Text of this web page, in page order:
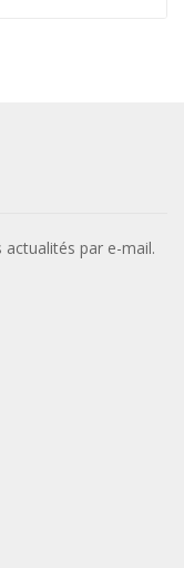
par e-mail.